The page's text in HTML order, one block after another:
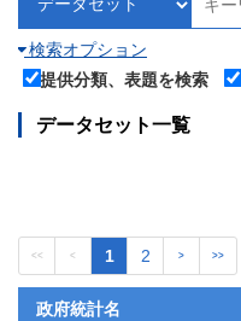
検索オプション
提供分類、表題を検索
データセット一覧
<< < 1 2 > >>
政府統計名